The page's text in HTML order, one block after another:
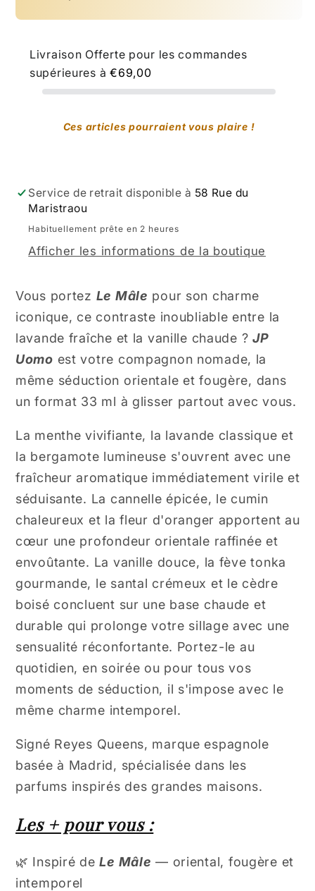
-
-
Livraison Offerte pour les commandes
supérieures à€69,00
Ces articles pourraient vous plaire !
Service de retrait disponible à 58 Rue du
Maristraou
Habituellement prête en 2 heures
Afficher les informations de la boutique
Vous portez Le Mâle pour son charme
iconique, ce contraste inoubliable entre la
lavande fraîche et la vanille chaude ?JP
Uomo est votre compagnon nomade, la
même séduction orientale et fougère, dans
un format 33 ml à glisser partout avec vous.
La menthe vivifiante, la lavande classique et
la bergamote lumineuse s'ouvrent avec une
fraîcheur aromatique immédiatement virile et
séduisante. La cannelle épicée, le cumin
chaleureux et la fleur d'oranger apportent au
cœur une profondeur orientale raffinée et
envoûtante. La vanille douce, la fève tonka
gourmande, le santal crémeux et le cèdre
boisé concluent sur une base chaude et
durable qui prolonge votre sillage avec une
sensualité réconfortante. Portez-le au
quotidien, en soirée ou pour tous vos
moments de séduction, il s'impose avec le
même charme intemporel.
Signé Reyes Queens, marque espagnole
basée à Madrid, spécialisée dans les
parfums inspirés des grandes maisons.
Les + pour vous :
🌿 Inspiré deLe Mâle — oriental, fougère et
intemporel